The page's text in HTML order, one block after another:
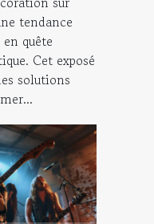
tendance
quête
Cet exposé
solutions